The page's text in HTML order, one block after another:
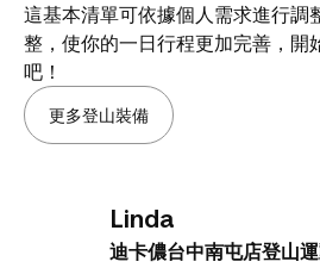
這基本清單可依據個人需求進行調
整，使你的一日行程更加完善，開
吧！
更多登山裝備
Linda
迪卡儂台中南屯店登山